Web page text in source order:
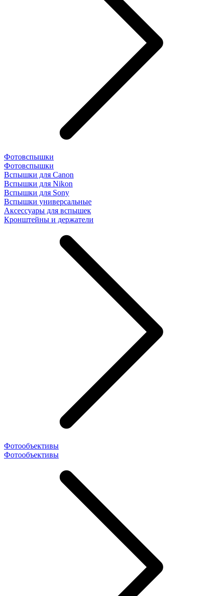
Фотовспышки
Фотовспышки
Вспышки для Canon
Вспышки для Nikon
Вспышки для Sony
Вспышки универсальные
Аксесcуары для вспышек
Кронштейны и держатели
Фотообъективы
Фотообъективы